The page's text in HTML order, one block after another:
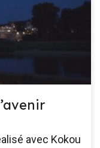
avec Kokou